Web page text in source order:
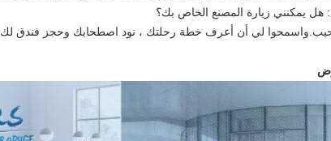
يمكنني زيارة المصنع الخاص بك؟
لي أن أعرف خطة رحلتك ، نود اصطحابك وحجز فندق لك.